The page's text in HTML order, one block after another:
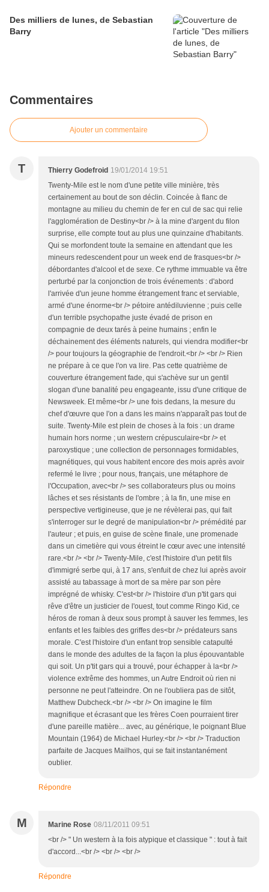
Des milliers de lunes, de Sebastian
Barry
Commentaires
Ajouter un commentaire
T Thierry Godefroid 19/01/2014 19:51
Twenty-Mile est le nom d'une petite ville minière, très
certainement au bout de son déclin. Coincée à flanc de
montagne au milieu du chemin de fer en cul de sac qui relie
l'agglomération de Destiny<br /> à la mine d'argent du filon
surprise, elle compte tout au plus une quinzaine d'habitants.
Qui se morfondent toute la semaine en attendant que les
mineurs redescendent pour un week end de frasques<br />
débordantes d'alcool et de sexe. Ce rythme immuable va être
perturbé par la conjonction de trois événements : d'abord
l'arrivée d'un jeune homme étrangement franc et serviable,
armé d'une énorme<br /> pétoire antédiluvienne ; puis celle
d'un terrible psychopathe juste évadé de prison en
compagnie de deux tarés à peine humains ; enfin le
déchainement des éléments naturels, qui viendra modifier<br
/> pour toujours la géographie de l'endroit.<br /> <br /> Rien
ne prépare à ce que l'on va lire. Pas cette quatrième de
couverture étrangement fade, qui s'achève sur un gentil
slogan d'une banalité peu engageante, issu d'une critique de
Newsweek. Et même<br /> une fois dedans, la mesure du
chef d'œuvre que l'on a dans les mains n'apparaît pas tout de
suite. Twenty-Mile est plein de choses à la fois : un drame
humain hors norme ; un western crépusculaire<br /> et
paroxystique ; une collection de personnages formidables,
magnétiques, qui vous habitent encore des mois après avoir
refermé le livre ; pour nous, français, une métaphore de
l'Occupation, avec<br /> ses collaborateurs plus ou moins
lâches et ses résistants de l'ombre ; à la fin, une mise en
perspective vertigineuse, que je ne révèlerai pas, qui fait
s'interroger sur le degré de manipulation<br /> prémédité par
l'auteur ; et puis, en guise de scène finale, une promenade
dans un cimetière qui vous étreint le cœur avec une intensité
rare.<br /> <br /> Twenty-Mile, c'est l'histoire d'un petit fils
d'immigré serbe qui, à 17 ans, s'enfuit de chez lui après avoir
assisté au tabassage à mort de sa mère par son père
imprégné de whisky. C'est<br /> l'histoire d'un p'tit gars qui
rêve d'être un justicier de l'ouest, tout comme Ringo Kid, ce
héros de roman à deux sous prompt à sauver les femmes, les
enfants et les faibles des griffes des<br /> prédateurs sans
morale. C'est l'histoire d'un enfant trop sensible catapulté
dans le monde des adultes de la façon la plus épouvantable
qui soit. Un p'tit gars qui a trouvé, pour échapper à la<br />
violence extrême des hommes, un Autre Endroit où rien ni
personne ne peut l'atteindre. On ne l'oubliera pas de sitôt,
Matthew Dubcheck.<br /> <br /> On imagine le film
magnifique et écrasant que les frères Coen pourraient tirer
d'une pareille matière... avec, au générique, le poignant Blue
Mountain (1964) de Michael Hurley.<br /> <br /> Traduction
parfaite de Jacques Mailhos, qui se fait instantanément
oublier.
Répondre
M Marine Rose 08/11/2011 09:51
<br /> " Un western à la fois atypique et classique " : tout à fait
d'accord...<br /> <br /> <br />
Répondre